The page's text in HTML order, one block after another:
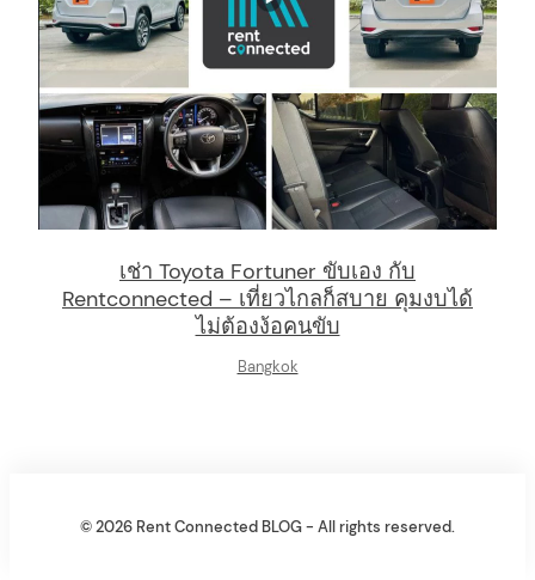
เช่า Toyota Fortuner ขับเอง กับ
Rentconnected – เที่ยวไกลก็สบาย คุมงบได้
ไม่ต้องง้อคนขับ
Bangkok
© 2026 Rent Connected BLOG - All rights reserved.